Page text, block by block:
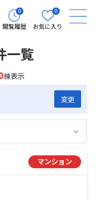
0
閲覧履歴
0
お気に入り
一覧
棟表示
変更
マンション